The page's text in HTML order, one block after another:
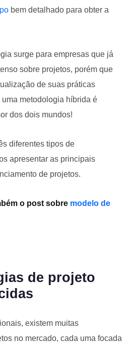
bem detalhado para obter a
surge para empresas que já
sobre projetos, porém que
de suas práticas
metodologia híbrida é
dos dois mundos!
diferentes tipos de
apresentar as principais
de projetos.
o post sobre modelo de
de projeto
existem muitas
no mercado, cada uma focada